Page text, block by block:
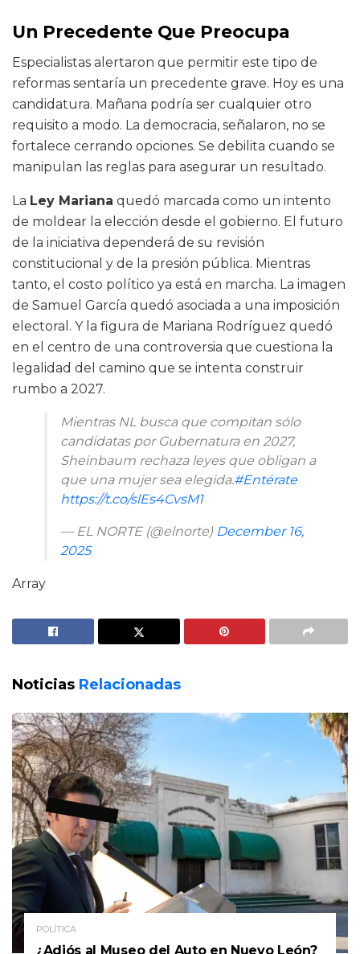
Un Precedente Que Preocupa
Especialistas alertaron que permitir este tipo de
reformas sentaría un precedente grave. Hoy es una
candidatura. Mañana podría ser cualquier otro
requisito a modo. La democracia, señalaron, no se
fortalece cerrando opciones. Se debilita cuando se
manipulan las reglas para asegurar un resultado.
La Ley Mariana quedó marcada como un intento
de moldear la elección desde el gobierno. El futuro
de la iniciativa dependerá de su revisión
constitucional y de la presión pública. Mientras
tanto, el costo político ya está en marcha. La imagen
de Samuel García quedó asociada a una imposición
electoral. Y la figura de Mariana Rodríguez quedó
en el centro de una controversia que cuestiona la
legalidad del camino que se intenta construir
rumbo a 2027.
Mientras NL busca que compitan sólo
candidatas por Gubernatura en 2027,
Sheinbaum rechaza leyes que obligan a
que una mujer sea elegida.#Entérate
https://t.co/slEs4CvsM1
— EL NORTE (@elnorte) December 16,
2025
Array
Noticias Relacionadas
POLÍTICA
¿Adiós al Museo del Auto en Nuevo León?